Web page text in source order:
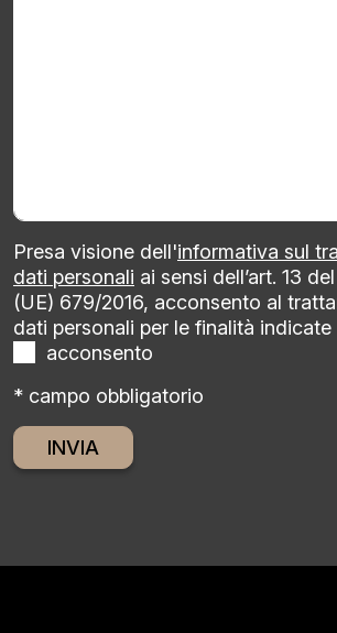
Presa visione dell'informativa sul
dati personali ai sensi dell’art. 13
(UE) 679/2016, acconsento al
dati personali per le finalità indicate
acconsento
* campo obbligatorio